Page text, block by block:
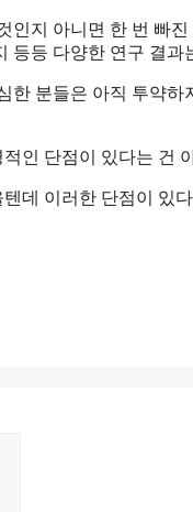
지 아니면 한 번 빠
등 다양한 연구 결
분들은 아직 투약하
인 단점이 있다는 건
데 이러한 단점이 있